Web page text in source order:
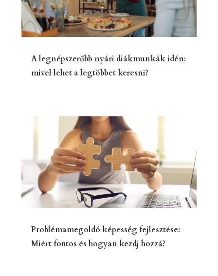
A legnépszerűbb nyári diákmunkák idén:
mivel lehet a legtöbbet keresni?
Problémamegoldó képesség fejlesztése:
Miért fontos és hogyan kezdj hozzá?